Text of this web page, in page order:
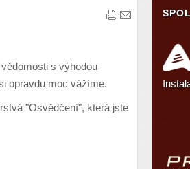
s výhodou
opravdu moc vážíme.
"Osvědčení", která jste